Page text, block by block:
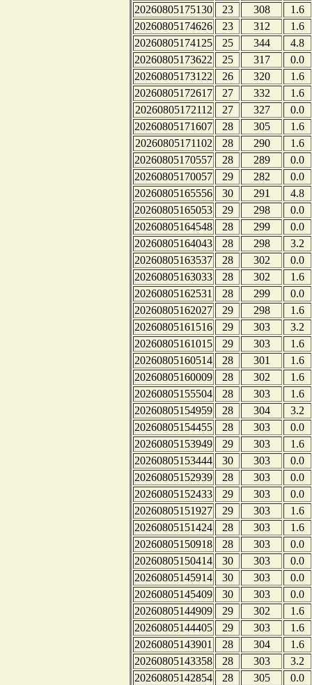
20260805175130 23 308
1.6
20260805174626
23 312
1.6
20260805174125
25 344
4.8
20260805173622
25 317
0.0
20260805173122
26 320
1.6
20260805172617
27 332
1.6
20260805172112
27 327
0.0
20260805171607
28 305
1.6
20260805171102
28 290
1.6
20260805170557
28 289
0.0
20260805170057
29 282
0.0
20260805165556
30 291
4.8
20260805165053
29 298
0.0
20260805164548
28 299
0.0
20260805164043
28 298
3.2
20260805163537
28 302
0.0
20260805163033
28 302
1.6
20260805162531
28 299
0.0
20260805162027
29 298
1.6
20260805161516
29 303
3.2
20260805161015
29 303
1.6
20260805160514
28 301
1.6
20260805160009
28 302
1.6
20260805155504
28 303
1.6
20260805154959
28 304
3.2
20260805154455
28 303
0.0
20260805153949
29 303
1.6
20260805153444
30 303
0.0
20260805152939
28 303
0.0
20260805152433
29 303
0.0
20260805151927
29 303
1.6
20260805151424
28 303
1.6
20260805150918
28 303
0.0
20260805150414
30 303
0.0
20260805145914
30 303
0.0
20260805145409
30 303
0.0
20260805144909
29 302
1.6
20260805144405
29 303
1.6
20260805143901
28 304
1.6
20260805143358
28 303
3.2
20260805142854
28 305
0.0